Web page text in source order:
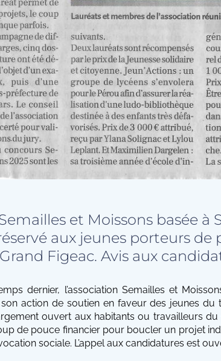
et Moissons basée
aux jeunes porteurs de
Figeac. Avis aux
dernier, l’association Semailles et
action de soutien en faveur des jeunes du
ouvert aux habitants ou travailleurs du
de pouce financier pour boucler un projet
sociale. L’appel aux candidatures est